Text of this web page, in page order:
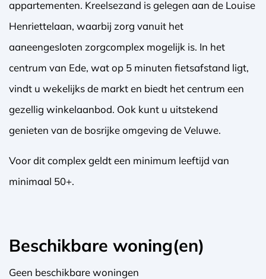
appartementen. Kreelsezand is gelegen aan de Louise
Henriettelaan, waarbij zorg vanuit het
aaneengesloten zorgcomplex mogelijk is. In het
centrum van Ede, wat op 5 minuten fietsafstand ligt,
vindt u wekelijks de markt en biedt het centrum een
gezellig winkelaanbod. Ook kunt u uitstekend
genieten van de bosrijke omgeving de Veluwe.
Voor dit complex geldt een minimum leeftijd van
minimaal 50+.
Beschikbare woning(en)
Geen beschikbare woningen